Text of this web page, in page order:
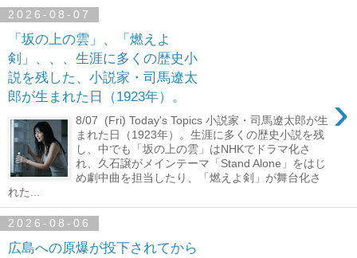
2026-08-07
「坂の上の雲」、「燃えよ
剣」、、、生涯に多くの歴史小
説を残した、小説家・司馬遼太
郎が生まれた日（1923年）。
›
8/07 (Fri) Today's Topics 小説家・司馬遼太郎が生
まれた日（1923年）。生涯に多くの歴史小説を残
し、中でも「坂の上の雲」はNHKでドラマ化さ
れ、久石譲がメインテーマ「Stand Alone」をはじ
め劇中曲を担当したり、「燃えよ剣」が舞台化さ
れた...
2026-08-06
広島への原爆が投下されてから